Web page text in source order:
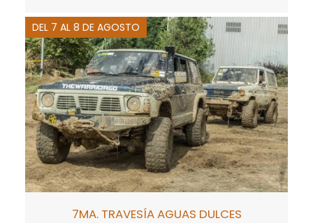
DEL 7 AL 8 DE AGOSTO
7MA. TRAVESÍA AGUAS DULCES